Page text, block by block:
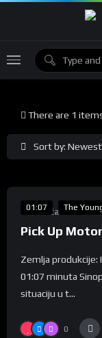
Sort by:
There are 1
01:07 The
50
Takmičarska
Pick Up
Zemlja produkcije:
01:07 minuta
situaciju u t...
0